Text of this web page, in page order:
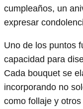
cumpleaños, un
expresar
Uno de los puntos
capacidad para
Cada bouquet se
incorporando no
como follaje y